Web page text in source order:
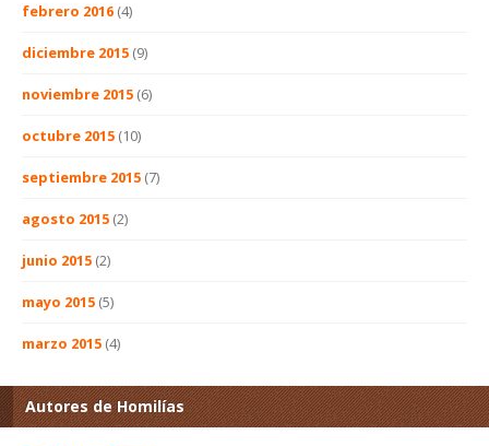
febrero 2016 (4)
diciembre 2015 (9)
noviembre 2015 (6)
octubre 2015 (10)
septiembre 2015 (7)
agosto 2015 (2)
junio 2015 (2)
mayo 2015 (5)
marzo 2015 (4)
Autores de Homilías